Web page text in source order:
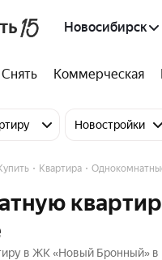
Новосибирск
Снять Коммерческая
Новостройки
Квартира
в ЖК «Новый Бронный» в